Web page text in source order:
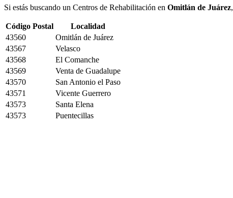
Si estás buscando un Centros de Rehabilitación en Omitlán de Juárez,
Código Postal
Localidad
43560
Omitlán de Juárez
43567
Velasco
43568
El Comanche
43569
Venta de Guadalupe
43570
San Antonio el Paso
43571
Vicente Guerrero
43573
Santa Elena
43573
Puentecillas